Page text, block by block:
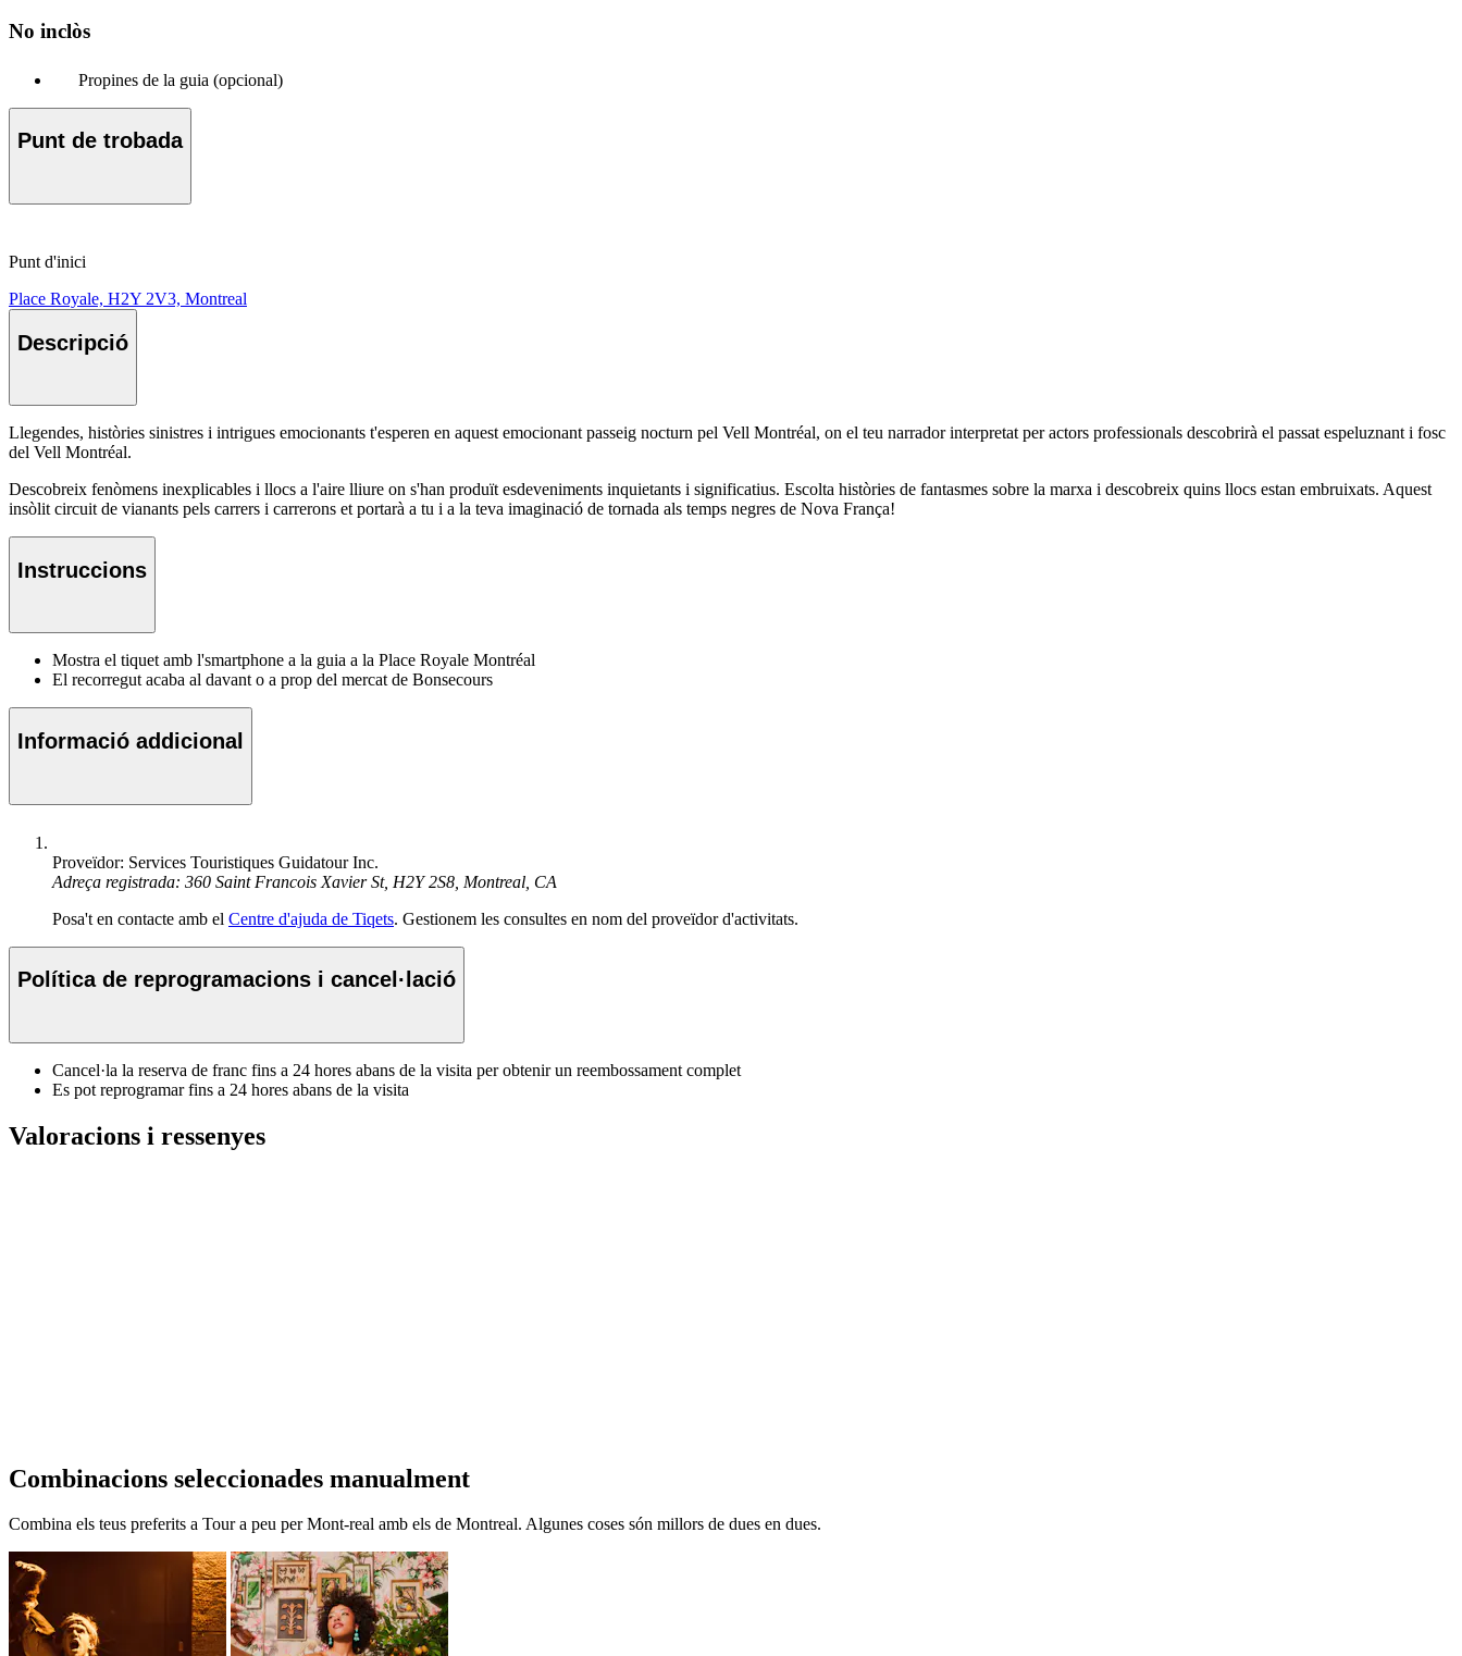
No inclòs
Propines de la guia (opcional)
Punt de trobada
Punt d'inici
Place Royale, H2Y 2V3, Montreal
Descripció
Llegendes, històries sinistres i intrigues emocionants t'esperen en aquest emocionant passeig nocturn pel Vell Montréal, on el teu narrador interpretat per actors professionals descobrirà el passat espeluznant i fosc
del Vell Montréal.
Descobreix fenòmens inexplicables i llocs a l'aire lliure on s'han produït esdeveniments inquietants i significatius. Escolta històries de fantasmes sobre la marxa i descobreix quins llocs estan embruixats. Aquest
insòlit circuit de vianants pels carrers i carrerons et portarà a tu i a la teva imaginació de tornada als temps negres de Nova França!
Instruccions
Mostra el tiquet amb l'smartphone a la guia a la Place Royale Montréal
El recorregut acaba al davant o a prop del mercat de Bonsecours
Informació addicional
Proveïdor: Services Touristiques Guidatour Inc.
Adreça registrada: 360 Saint Francois Xavier St, H2Y 2S8, Montreal, CA
Posa't en contacte amb el Centre d'ajuda de Tiqets. Gestionem les consultes en nom del proveïdor d'activitats.
Política de reprogramacions i cancel·lació
Cancel·la la reserva de franc fins a 24 hores abans de la visita per obtenir un reembossament complet
Es pot reprogramar fins a 24 hores abans de la visita
Valoracions i ressenyes
Combinacions seleccionades manualment
Combina els teus preferits a Tour a peu per Mont-real amb els de Montreal. Algunes coses són millors de dues en dues.